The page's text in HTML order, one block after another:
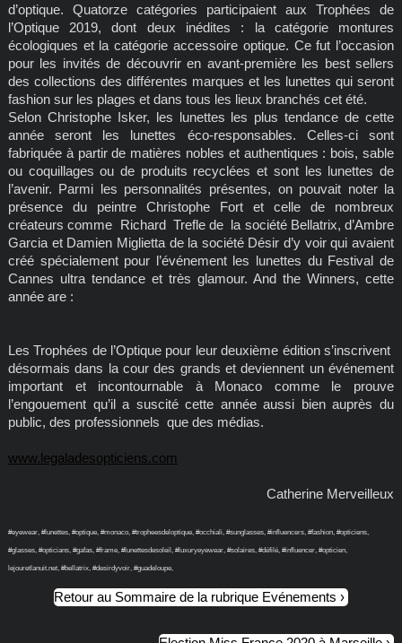
d’optique. Quatorze catégories participaient aux Trophées de
l’Optique 2019, dont deux inédites : la catégorie montures
écologiques et la catégorie accessoire optique. Ce fut l’occasion
pour les invités de découvrir en avant-première les best sellers
des collections des différentes marques et les lunettes qui seront
fashion sur les plages et dans tous les lieux branchés cet été.
Selon Christophe Isker, les lunettes les plus tendance de cette
année seront les lunettes éco-responsables. Celles-ci sont
fabriquée à partir de matières nobles et authentiques : bois, sable
ou coquillages ou de produits recyclées et sont les lunettes de
l’avenir. Parmi les personnalités présentes, on pouvait noter la
présence du peintre Christophe Fort et celle de nombreux
créateurs comme Richard Trefle de la société Bellatrix, d’Ambre
Garcia et Damien Miglietta de la société Désir d’y voir qui avaient
créé spécialement pour l’événement les lunettes du Festival de
Cannes ultra tendance et très glamour. And the Winners, cette
année are :
Les Trophées de l’Optique pour leur deuxième édition s’inscrivent
désormais dans la cour des grands et deviennent un événement
important et incontournable à Monaco comme le prouve
l’engouement qu’il a suscité cette année aussi bien auprès du
public, des professionnels que des médias.
www.legaladesopticiens.com
Catherine Merveilleux
#eyewear, #lunettes, #optique, #monaco, #tropheesdeloptique, #occhiali, #sunglasses, #influencers, #fashion, #opticiens,
#glasses, #opticians, #gafas, #frame, #lunettesdesoleil, #luxuryeyewear, #solaires, #défilé, #influencer, #opticien,
lejouretlanuit.net, #bellatrix, #desirdyvoir, #guadeloupe,
Retour au Sommaire de la rubrique Evénements